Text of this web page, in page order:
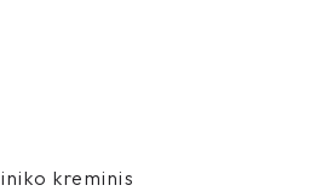
kreminis